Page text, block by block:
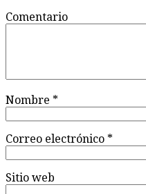
Comentario
Nombre *
Correo electrónico *
Sitio web